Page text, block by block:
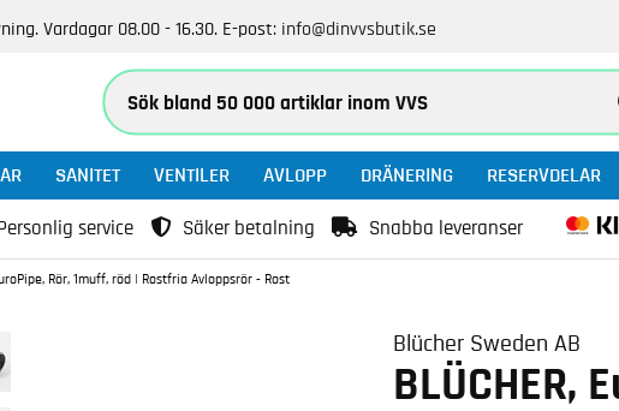
Vardagar 08.00 - 16.30. E-post: info@dinvvsbutik.se
SANITET VENTILER AVLOPP DRÄNERING RESERVDELAR
service Säker betalning Snabba leveranser
Rör, 1muff, röd | Rostfria Avloppsrör - Rost
Blücher Sweden AB
BLÜCHER,